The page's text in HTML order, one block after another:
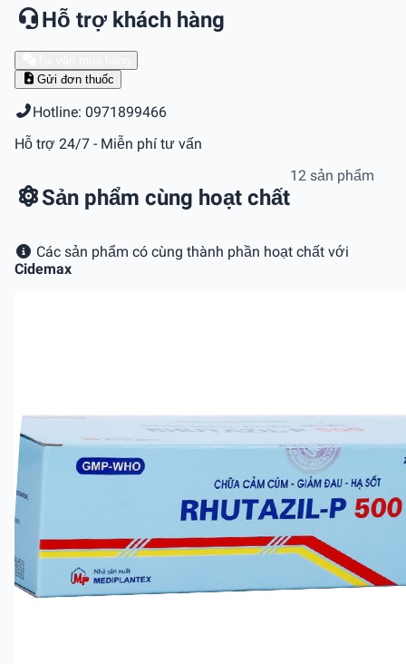
Hỗ trợ khách hàng
Gửi đơn thuốc
Hotline: 0971899466
Hỗ trợ 24/7 - Miễn phí tư vấn
Sản phẩm cùng hoạt chất
12 sản phẩm
Các sản phẩm có cùng thành phần hoạt chất với
Cidemax